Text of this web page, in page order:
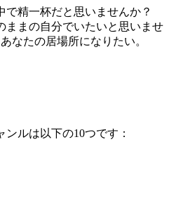
で精一杯だと思いませんか？
ままの自分でいたいと思いませ
なたの居場所になりたい。
ルは以下の10つです：